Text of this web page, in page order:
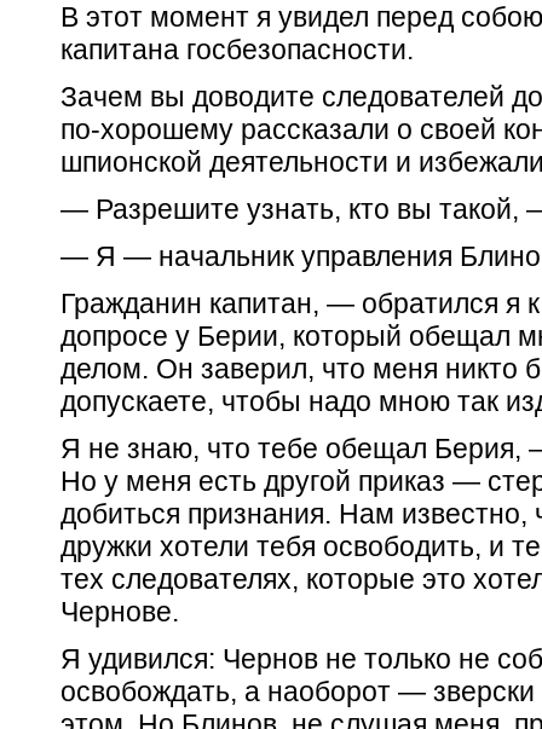
В этот момент я увидел перед
капитана госбезопасности.
Зачем вы доводите следователей
по-хорошему рассказали о своей
шпионской деятельности и
— Разрешите узнать, кто вы такой,
— Я — начальник управления
Гражданин капитан, — обратился я
допросе у Берии, который обещал
делом. Он заверил, что меня никто
допускаете, чтобы надо мною так
Я не знаю, что тебе обещал Берия,
Но у меня есть другой приказ —
добиться признания. Нам известно,
дружки хотели тебя освободить, и
тех следователях, которые это
Чернове.
Я удивился: Чернов не только не
освобождать, а наоборот —